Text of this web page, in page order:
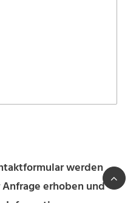
werden
erhoben und